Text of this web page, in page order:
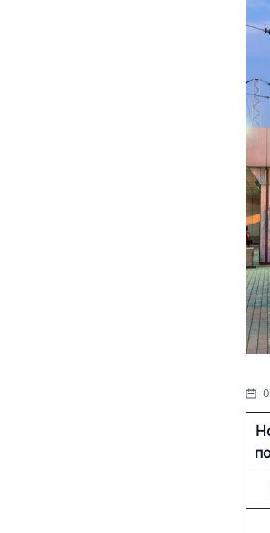
Противодействие коррупции
соответствии с бюджетным
Духовно-просветительские
Ответы